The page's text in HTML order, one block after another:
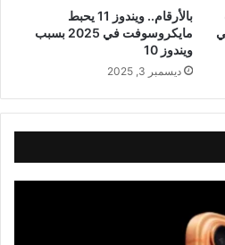
بالأرقام.. ويندوز 11 يحبط
مايكروسوفت في 2025 بسبب
ويندوز 10
ديسمبر 3, 2025